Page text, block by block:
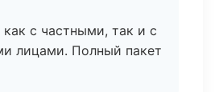
с частными, так и с
лицами. Полный пакет